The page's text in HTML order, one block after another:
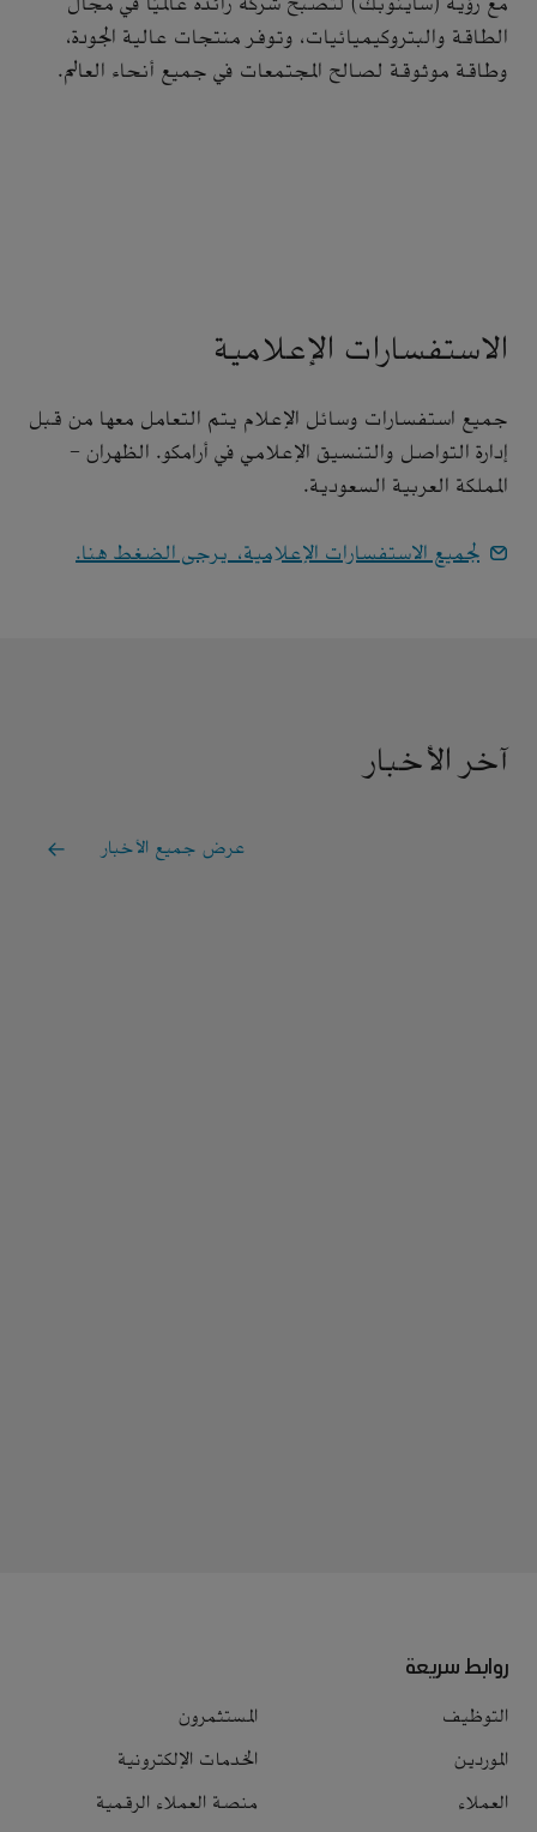
الطاقة والبتروكيميائيات، وتوفر منتجات عالية الجودة،
وطاقة موثوقة لصالح المجتمعات في جميع أنحاء العالم.
الاستفسارات الإعلامية
جميع استفسارات وسائل الإعلام يتم التعامل معها من قبل
إدارة التواصل والتنسيق الإعلامي في أرامكو. الظهران -
المملكة العربية السعودية.
لجميع الاستفسارات الإعلامية، يرجى الضغط هنا.
آخر الأخبار
عرض جميع الأخبار
روابط سريعة
التوظيف
المستثمرون
الموردين
الخدمات الإلكترونية
العملاء
منصة العملاء الرقمية